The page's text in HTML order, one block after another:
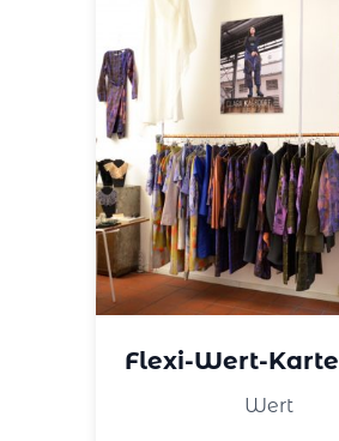
Flexi-Wert-Karte
Wert